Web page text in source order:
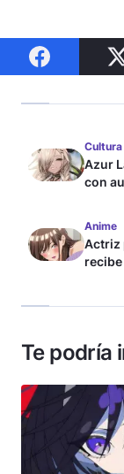
Azur
con
Anime
Actriz
Te podría